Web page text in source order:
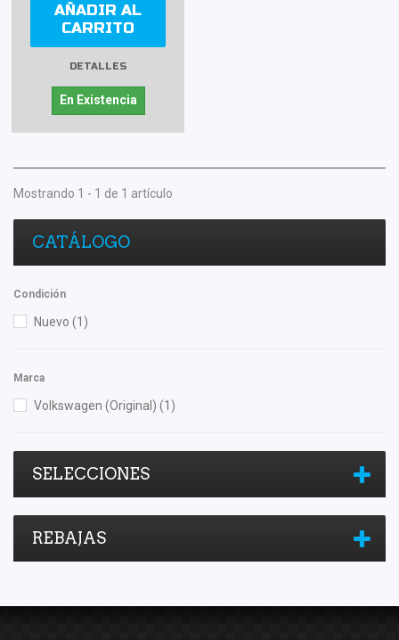
AÑADIR AL
CARRITO
DETALLES
En Existencia
Mostrando 1 - 1 de 1 artículo
CATÁLOGO
Condición
Nuevo (1)
Marca
Volkswagen (Original) (1)
SELECCIONES
REBAJAS